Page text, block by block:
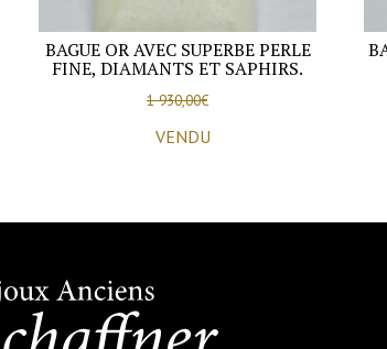
BAGUE OR AVEC SUPERBE PERLE
FINE, DIAMANTS ET SAPHIRS.
1 930,00€
VENDU